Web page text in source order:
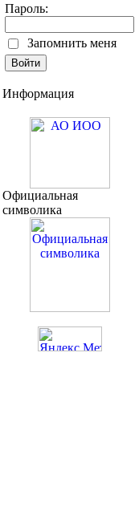
Пароль:
Запомнить меня
Информация
Официальная
символика